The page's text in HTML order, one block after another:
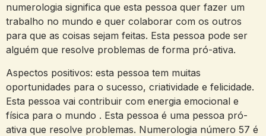
numerologia significa que esta pessoa quer fazer um
trabalho no mundo e quer colaborar com os outros
para que as coisas sejam feitas. Esta pessoa pode ser
alguém que resolve problemas de forma pró-ativa.
Aspectos positivos: esta pessoa tem muitas
oportunidades para o sucesso, criatividade e felicidade.
Esta pessoa vai contribuir com energia emocional e
física para o mundo . Esta pessoa é uma pessoa pró-
ativa que resolve problemas. Numerologia número 57 é